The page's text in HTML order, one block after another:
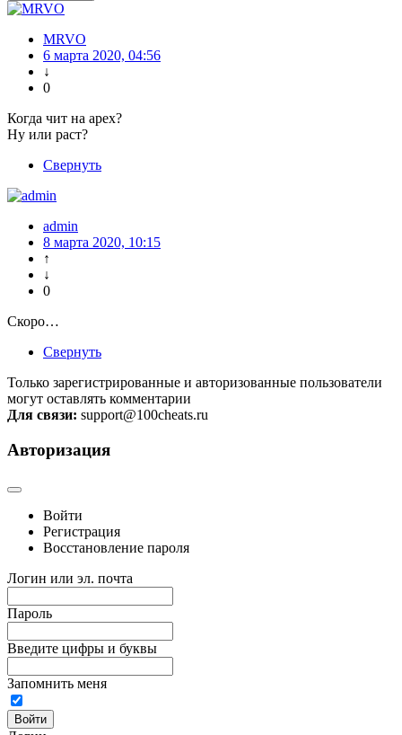
MRVO
6 марта 2020, 04:56
↓
0
Когда чит на apex?
Ну или раст?
Свернуть
admin
8 марта 2020, 10:15
↑
↓
0
Скоро…
Свернуть
Только зарегистрированные и авторизованные пользователи
могут оставлять комментарии
Для связи: support@100cheats.ru
Авторизация
Войти
Регистрация
Восстановление пароля
Логин или эл. почта
Пароль
Введите цифры и буквы
Запомнить меня
Войти